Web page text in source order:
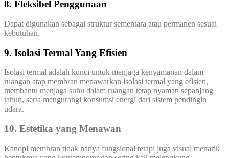
8. Fleksibel Penggunaan
Dapat digunakan sebagai struktur sementara atau permanen sesuai
kebutuhan.
9. Isolasi Termal Yang Efisien
Isolasi termal adalah kunci untuk menjaga kenyamanan dalam
ruangan atap membran menawarkan isolasi termal yang efisien,
membantu menjaga suhu dalam ruangan tetap nyaman sepanjang
tahun, serta mengurangi konsumsi energi dari sistem pendingin
udara.
10. Estetika yang Menawan
Kanopi membran tidak hanya fungsional tetapi juga visual menarik